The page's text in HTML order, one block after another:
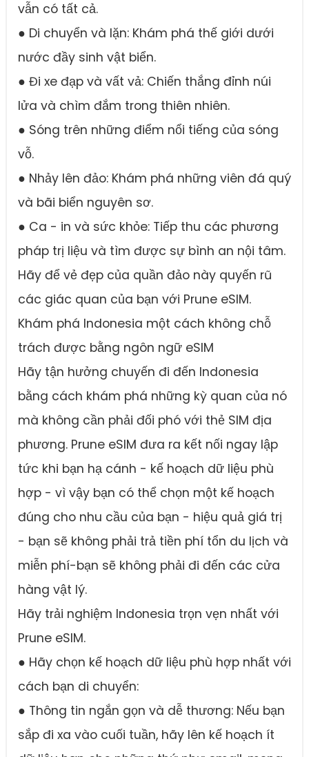
vẫn có tất cả.
● Di chuyển và lặn: Khám phá thế giới dưới
nước đầy sinh vật biển.
● Đi xe đạp và vất vả: Chiến thắng đỉnh núi
lửa và chìm đắm trong thiên nhiên.
● Sóng trên những điểm nổi tiếng của sóng
vỗ.
● Nhảy lên đảo: Khám phá những viên đá quý
và bãi biển nguyên sơ.
● Ca - in và sức khỏe: Tiếp thu các phương
pháp trị liệu và tìm được sự bình an nội tâm.
Hãy để vẻ đẹp của quần đảo này quyến rũ
các giác quan của bạn với Prune eSIM.
Khám phá Indonesia một cách không chỗ
trách được bằng ngôn ngữ eSIM
Hãy tận hưởng chuyến đi đến Indonesia
bằng cách khám phá những kỳ quan của nó
mà không cần phải đối phó với thẻ SIM địa
phương. Prune eSIM đưa ra kết nối ngay lập
tức khi bạn hạ cánh - kế hoạch dữ liệu phù
hợp - vì vậy bạn có thể chọn một kế hoạch
đúng cho nhu cầu của bạn - hiệu quả giá trị
- bạn sẽ không phải trả tiền phí tổn du lịch và
miễn phí-bạn sẽ không phải đi đến các cửa
hàng vật lý.
Hãy trải nghiệm Indonesia trọn vẹn nhất với
Prune eSIM.
● Hãy chọn kế hoạch dữ liệu phù hợp nhất với
cách bạn di chuyển:
● Thông tin ngắn gọn và dễ thương: Nếu bạn
sắp đi xa vào cuối tuần, hãy lên kế hoạch ít